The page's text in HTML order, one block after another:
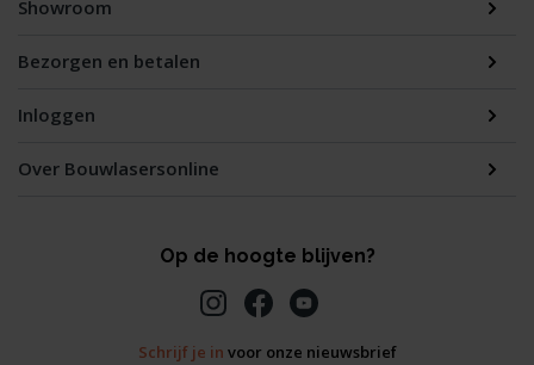
Showroom
Bezorgen en betalen
Inloggen
Over Bouwlasersonline
Op de hoogte blijven?
Schrijf je in voor onze nieuwsbrief